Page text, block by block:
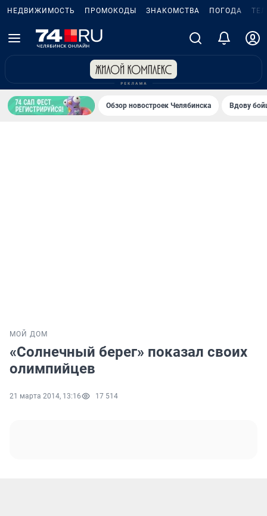
НЕДВИЖИМОСТЬ ПРОМОКОДЫ ЗНАКОМСТВА ПОГОДА
Обзор новостроек Челябинска Вдову
МОЙ ДОМ
«Солнечный берег» показал своих
олимпийцев
21 марта 2014, 13:16 17 514